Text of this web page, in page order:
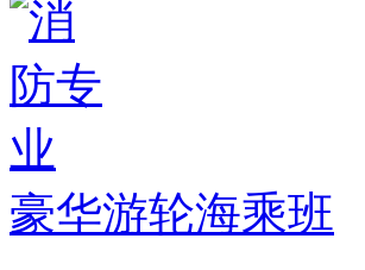
豪华游轮海乘班